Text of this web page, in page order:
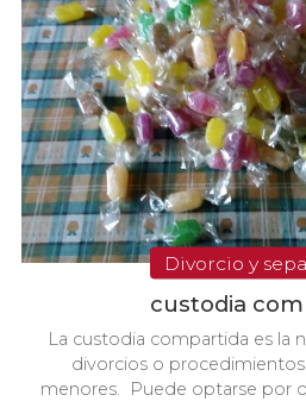
custodia
Divorcio y
La custodia compartida es la
divorcios o
menores. Puede optarse por